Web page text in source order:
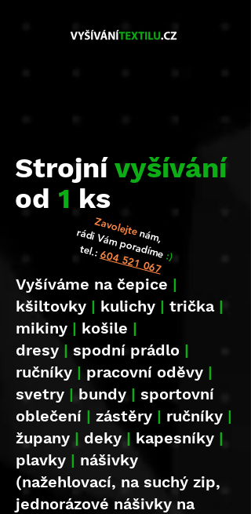
Strojnívyšívání
od 1 ks
Zavolejtenám,
rádi Vám poradíme :)
tel.:604 521 067
Vyšíváme na čepice |
kšiltovky | kulichy | trička |
mikiny | košile |
dresy | spodní prádlo |
ručníky | pracovní oděvy |
svetry | bundy | sportovní
oblečení | zástěry | ručníky |
župany | deky| kapesníky |
plavky | nášivky
(nažehlovací, na suchý zip,
jednorázové nášivky na